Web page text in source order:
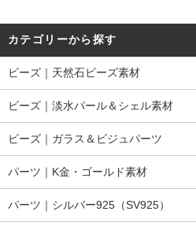
カテゴリーから探す
ビーズ｜天然石ビーズ素材
ビーズ｜淡水パール＆シェル素材
ビーズ｜ガラス＆ビジュパーツ
パーツ｜K金・ゴールド素材
パーツ｜シルバー925（SV925）